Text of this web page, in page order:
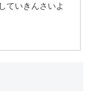
ていきんさいよ